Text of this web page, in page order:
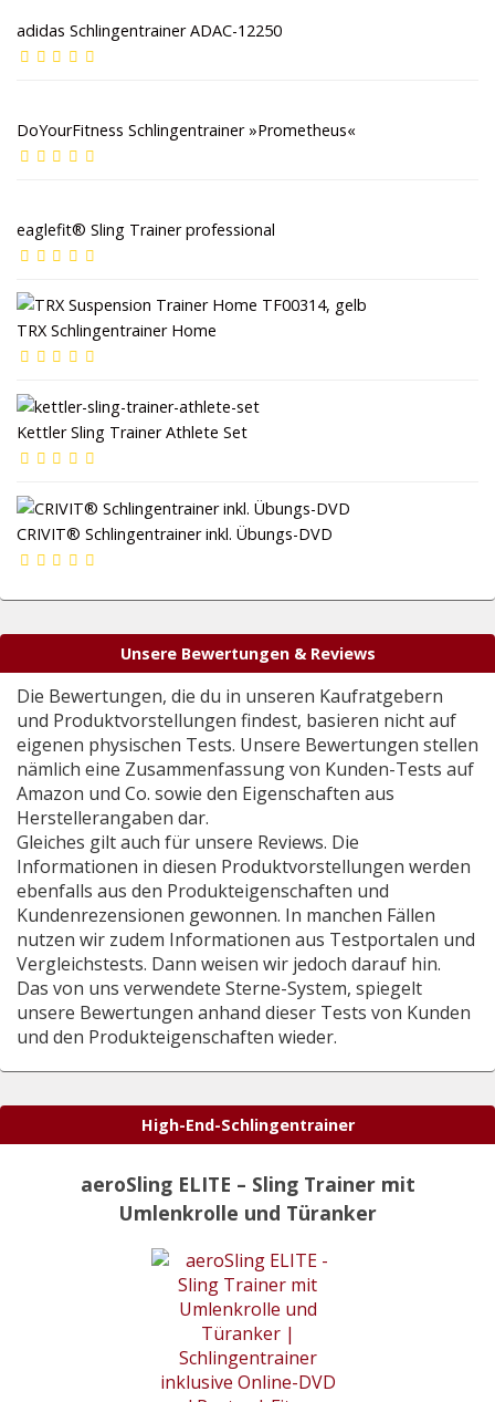
adidas Schlingentrainer ADAC-12250
DoYourFitness Schlingentrainer »Prometheus«
eaglefit® Sling Trainer professional
TRX Schlingentrainer Home
Kettler Sling Trainer Athlete Set
CRIVIT® Schlingentrainer inkl. Übungs-DVD
Unsere Bewertungen & Reviews
Die Bewertungen, die du in unseren Kaufratgebern
und Produktvorstellungen findest, basieren nicht auf
eigenen physischen Tests. Unsere Bewertungen stellen
nämlich eine Zusammenfassung von Kunden-Tests auf
Amazon und Co. sowie den Eigenschaften aus
Herstellerangaben dar.
Gleiches gilt auch für unsere Reviews. Die
Informationen in diesen Produktvorstellungen werden
ebenfalls aus den Produkteigenschaften und
Kundenrezensionen gewonnen. In manchen Fällen
nutzen wir zudem Informationen aus Testportalen und
Vergleichstests. Dann weisen wir jedoch darauf hin.
Das von uns verwendete Sterne-System, spiegelt
unsere Bewertungen anhand dieser Tests von Kunden
und den Produkteigenschaften wieder.
High-End-Schlingentrainer
aeroSling ELITE – Sling Trainer mit
Umlenkrolle und Türanker